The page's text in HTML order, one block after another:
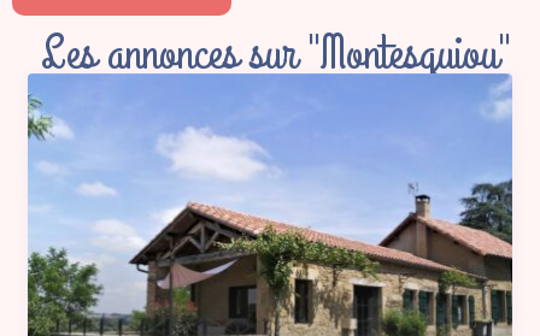
Les annonces sur "Montesquiou"